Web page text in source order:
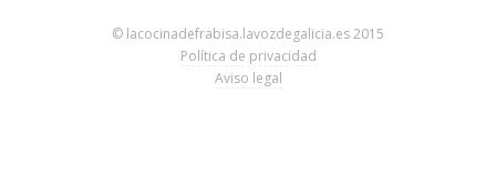
© lacocinadefrabisa.lavozdegalicia.es 2015
Política de privacidad
Aviso legal